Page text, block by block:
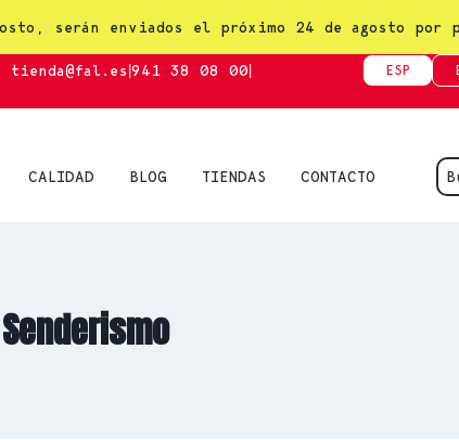
serán enviados el próximo 24 de agosto por
tienda@fal.es 941 38 08 00 ESP
CALIDAD BLOG TIENDAS CONTACTO